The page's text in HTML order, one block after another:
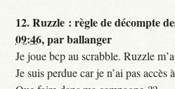
12.Ruzzle : règle de décompte
09:46,parballanger
Je joue bcp au scrabble. Ruzzle
Je suis perdue car je n’ai pas accès